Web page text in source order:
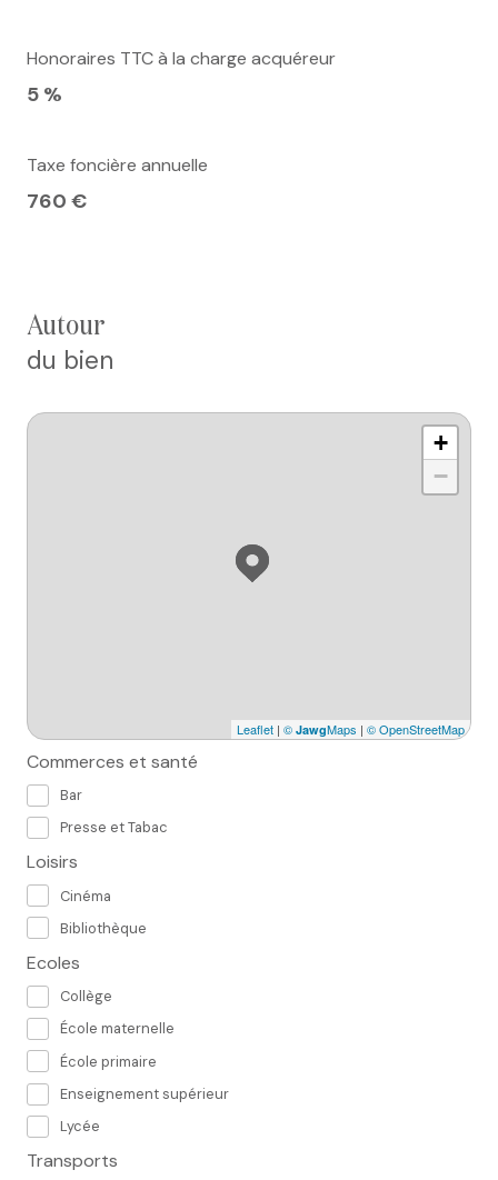
Honoraires TTC à la charge acquéreur
5 %
Taxe foncière annuelle
760 €
autour
du bien
+
−
Leaflet | © JawgMaps | © OpenStreetMap
Commerces et santé
Bar
Presse et Tabac
Loisirs
Cinéma
Bibliothèque
Ecoles
Collège
École maternelle
École primaire
Enseignement supérieur
Lycée
Transports